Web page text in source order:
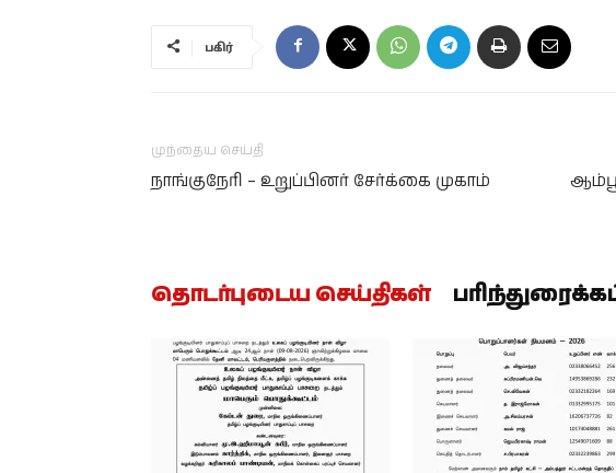
பகிர்
முந்தைய செய்தி
நாங்குநேரி – உறுப்பினர் சேர்க்கை முகாம்
தொடர்புடைய செய்திகள்